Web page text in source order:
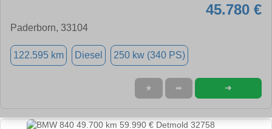
45.780 €
Paderborn, 33104
122.595 km Diesel 250 kw (340 PS)
★ ➦ ➜